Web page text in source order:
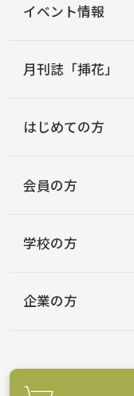
イベント情報
月刊誌「挿花」
はじめての方
会員の方
学校の方
企業の方